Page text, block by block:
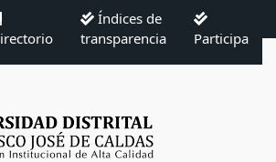
Índices de
transparencia
Participa